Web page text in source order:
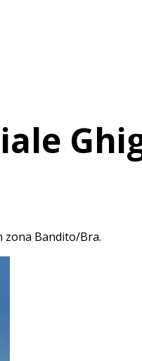
zona Bandito/Bra.